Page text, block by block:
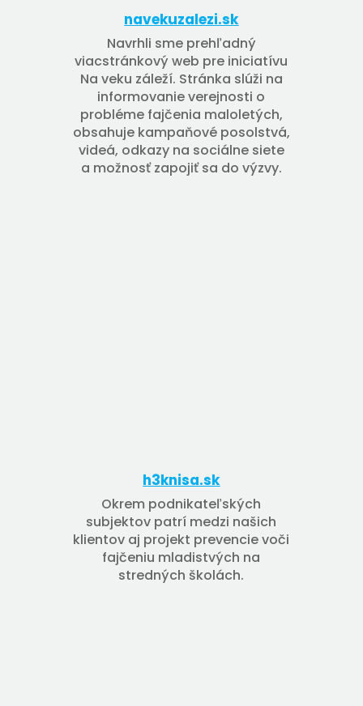
navekuzalezi.sk
Navrhli sme prehľadný
viacstránkový web pre iniciatívu
Na veku záleží. Stránka slúži na
informovanie verejnosti o
probléme fajčenia maloletých,
obsahuje kampaňové posolstvá,
videá, odkazy na sociálne siete
a možnosť zapojiť sa do výzvy.
h3knisa.sk
Okrem podnikateľských
subjektov patrí medzi našich
klientov aj projekt prevencie voči
fajčeniu mladistvých na
stredných školách.